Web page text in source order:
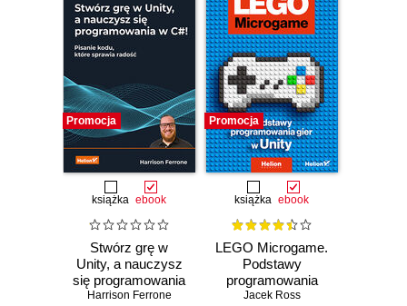
Promocja
książka ebook
Stwórz grę w
Unity, a nauczysz
się programowania
w C#! Pisanie
Harrison Ferrone
Promocja
książka ebook
LEGO Microgame.
Podstawy
programowania
gier w Unity
Jacek Ross